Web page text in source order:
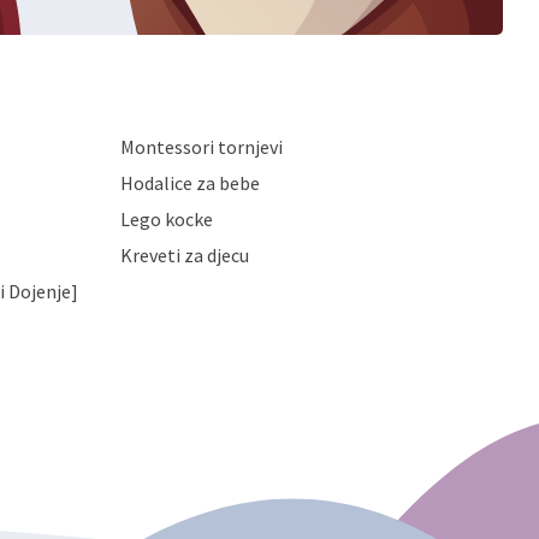
Montessori tornjevi
Hodalice za bebe
Lego kocke
Kreveti za djecu
Dojenje]